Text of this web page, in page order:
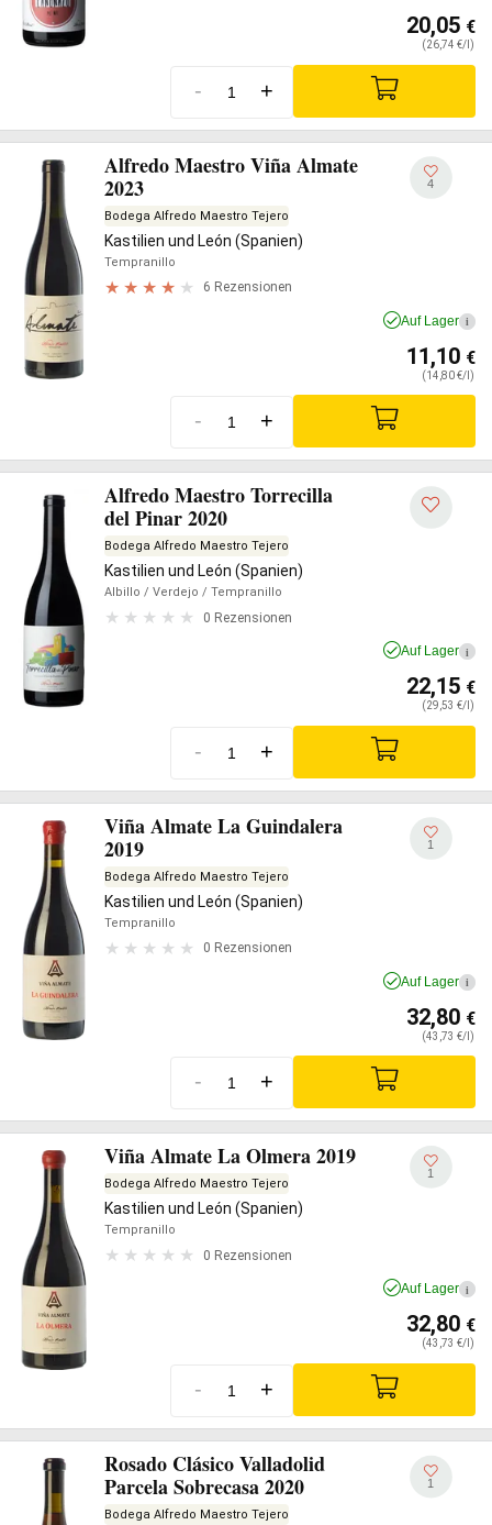
20,05 €
(26,74 €/l)
- +
Alfredo Maestro Viña Almate
2023
Bodega Alfredo Maestro Tejero
Kastilien und León (Spanien)
Tempranillo
6 Rezensionen
4
Auf Lager i
11,10 €
(14,80 €/l)
- +
Alfredo Maestro Torrecilla
del Pinar 2020
Bodega Alfredo Maestro Tejero
Kastilien und León (Spanien)
Albillo / Verdejo / Tempranillo
0 Rezensionen
Auf Lager i
22,15 €
(29,53 €/l)
- +
Viña Almate La Guindalera
2019
Bodega Alfredo Maestro Tejero
Kastilien und León (Spanien)
Tempranillo
0 Rezensionen
1
Auf Lager i
32,80 €
(43,73 €/l)
- +
Viña Almate La Olmera 2019
Bodega Alfredo Maestro Tejero
Kastilien und León (Spanien)
Tempranillo
0 Rezensionen
1
Auf Lager i
32,80 €
(43,73 €/l)
- +
Rosado Clásico Valladolid
Parcela Sobrecasa 2020
Bodega Alfredo Maestro Tejero
1